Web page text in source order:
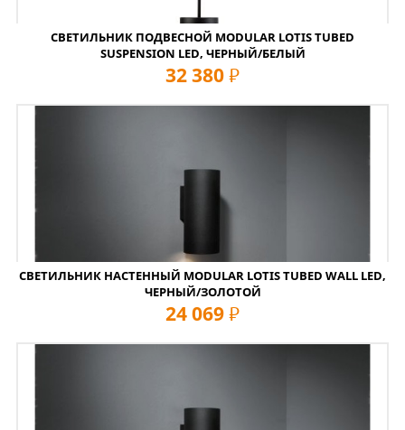
СВЕТИЛЬНИК ПОДВЕСНОЙ MODULAR LOTIS TUBED
SUSPENSION LED, ЧЕРНЫЙ/БЕЛЫЙ
32 380 руб
СВЕТИЛЬНИК НАСТЕННЫЙ MODULAR LOTIS TUBED WALL LED,
ЧЕРНЫЙ/ЗОЛОТОЙ
24 069 руб